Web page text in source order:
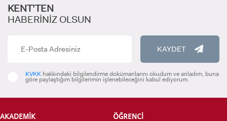
YATAY GEÇİŞ
KENT’TEN
HABERİNİZ OLSUN
KAYDET
KVKK hakkındaki bilgilendirme dokümanlarını okudum ve anladım, buna
göre paylaştığım bilgilerimin işlenebileceğini kabul ediyorum.
AKADEMİK ÖĞRENCİ